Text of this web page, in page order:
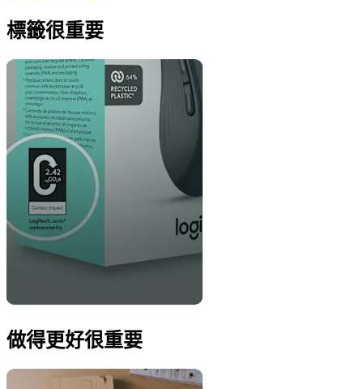
標籤很重要
做得更好很重要